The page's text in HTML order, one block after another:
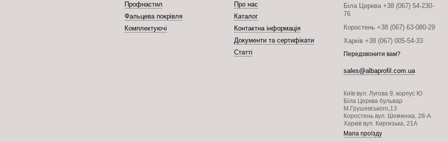
Профнастил
Фальцева покрівля
Комплектуючі
Про нас
Каталог
Контактна інформація
Документи та сертифікати
Статті
Біла Церква +38 (067) 54-230-
76
Коростень +38 (067) 63-080-29
Харків +38 (067) 005-54-33
Передзвонити вам?
sales@albaprofil.com.ua
Київ вул. Лугова 9, корпус Ю
Біла Церква бульвар
М.Грушевського,13
Коростень вул. Шевченка, 28-А
Харків вул. Киргизька, 21А
Мапа проїзду